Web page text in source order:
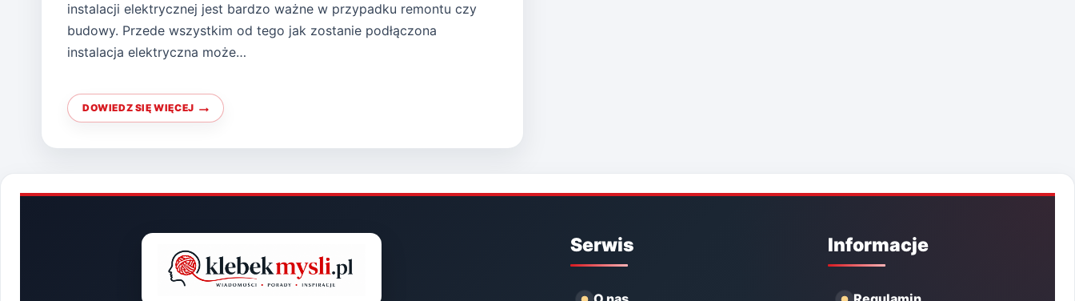
instalacji elektrycznej jest bardzo ważne w przypadku remontu czy
budowy. Przede wszystkim od tego jak zostanie podłączona
instalacja elektryczna może…
DOWIEDZ SIĘ WIĘCEJ
W
JAKI
DOBREGO
Serwis Informacje